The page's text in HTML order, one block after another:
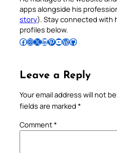
apps alongside his
story). Stay connected with
profiles below.
Follow Pradeep on Facebook Follow Pradeep on InstagramFollow Pradeep on X Follow Pradeep on LinkedIn Follow Pradeep on Pinterest Subscribe to Pradeep’s Youtube Channel Follow Pradeep on WordPress Follow Pradeep on GitHub
Leave a Reply
Your email address will not
fields are marked *
Comment*